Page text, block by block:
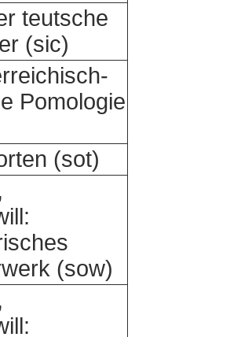
teutsche
(sic)
Pomologie
(sot)
(sow)